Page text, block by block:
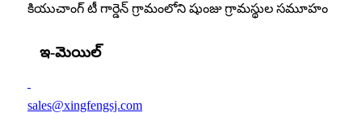
కియుచాంగ్ టీ గార్డెన్ గ్రామంలోని షుంజు గ్రామస్థుల సమూహం
ఇ-మెయిల్
sales@xingfengsj.com